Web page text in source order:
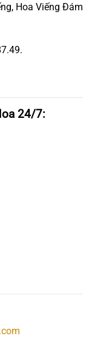
Hoa Viếng Đám
24/7: